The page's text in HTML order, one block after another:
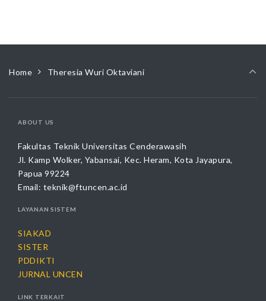
Home Theresia Wuri Oktaviani
ABOUT US
Fakultas Teknik Universitas Cenderawasih
Jl. Kamp Wolker, Yabansai, Kec. Heram, Kota Jayapura,
Papua 99224
Email: teknik@ftuncen.ac.id
LAYANAN SISTEM
SIAKAD
SISTER
PDDIKTI
JURNAL UNCEN
LINK TERKAIT